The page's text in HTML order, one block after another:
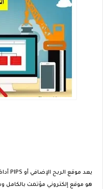
هو موقع إلكتروني مؤتمت بالكامل